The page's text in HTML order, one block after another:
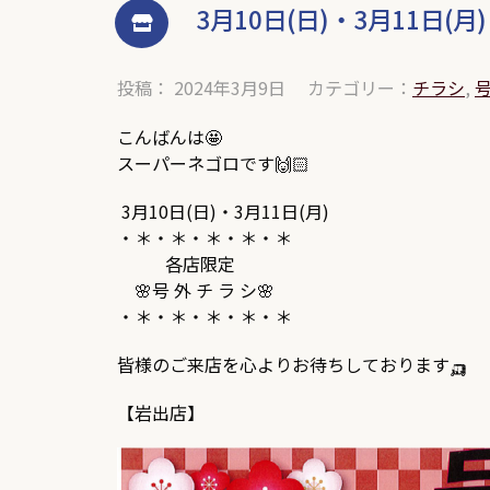
3月10日(日)・3月11日(月)
投稿： 2024年3月9日 カテゴリー： チラシ,
こんばんは🤩
スーパーネゴロです🙌🏻
3月10日(日)・3月11日(月)
・＊・＊・＊・＊・＊
各店限定
🌸号 外 チ ラ シ🌸
・＊・＊・＊・＊・＊
皆様のご来店を心よりお待ちしております🛺
【岩出店】